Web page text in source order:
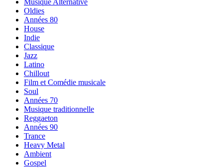
Musique Alternative
Oldies
Années 80
House
Indie
Classique
Jazz
Latino
Chillout
Film et Comédie musicale
Soul
Années 70
Musique traditionnelle
Reggaeton
Années 90
Trance
Heavy Metal
Ambient
Gospel